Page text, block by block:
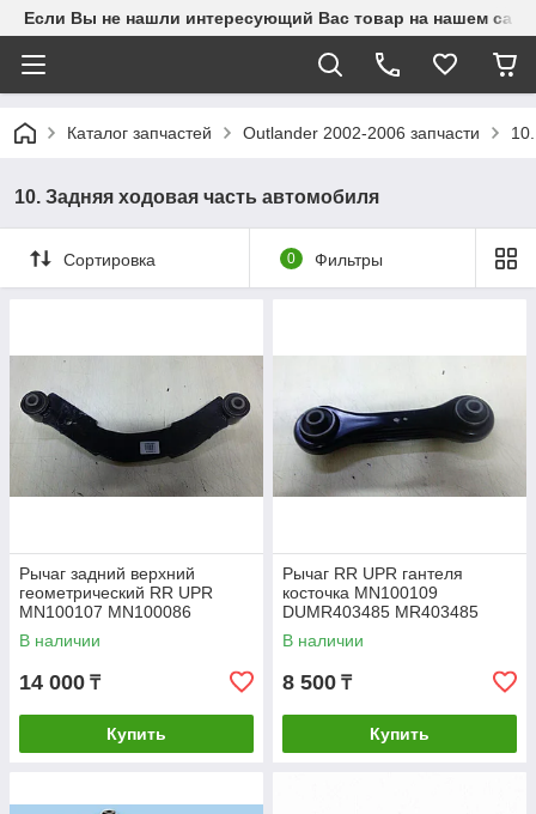
Если Вы не нашли интересующий Вас товар на нашем
Каталог запчастей Outlander 2002-2006 запчасти
10. Задняя ходовая часть автомобиля
Сортировка 0 Фильтры
Рычаг задний верхний
геометрический RR UPR
MN100107 MN100086
MN100075 бумеранг CU4W
CU5W CU2W Аутландер
В наличии
14 000 ₸
Купить
Рычаг RR UPR гантеля
косточка MN100109
DUMR403485 MR403485
CU4W CU5W аутландер
лансер
В наличии
8 500 ₸
Купить